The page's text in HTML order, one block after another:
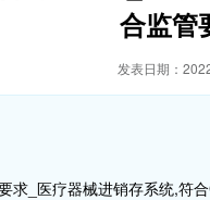
合监管
发表日期：
求_医疗器械进销存系统,符